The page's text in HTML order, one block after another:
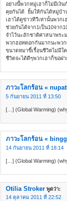
อย่างนี้พวกหมู่เฮาก็ไม่มีเงิ
คุยกันได้ ยิ้มให้กันได้หมู่บ้า
เฮาได้ดูข่าวทีวีเท่านั้นพวก
ช่วยกันได้จาก1เป็น10จาก
จำไว้นะฮักชาติศาสนาพระ
พวกฮอทดอกกันมากนะพวก
ขนาดหมาขี้เรื้อนชีวิตไม่มีใ
ชีวิตจะได้ดีๆพวกเฮาก็ขอฝ
ภาวะโลกร้อน «
5 กันยายน 2011 ที่ 13:50
[…] (Global Warming)
ภาวะโลกร้อน «
14 กันยายน 2011 ที่ 18:14
[…] (Global Warming)
Otilia Stroker พูดว่า:
14 ตุลาคม 2011 ที่ 22:52